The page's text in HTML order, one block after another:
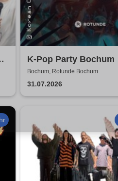
K-Pop Party Bochum
Bochum, Rotunde Bochum
31.07.2026